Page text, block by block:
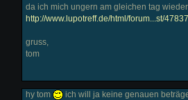
da ich mich ungern am gleichen tag
http://www.lupotreff.de/html/forum...st/
gruss,
tom
hy tom ich will ja keine genauen